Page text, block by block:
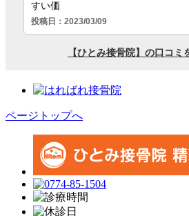
ページトップへ